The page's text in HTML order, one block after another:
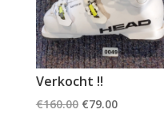
Verkocht !!
€160.00 Oorspronkelijke
€79.00Huidige